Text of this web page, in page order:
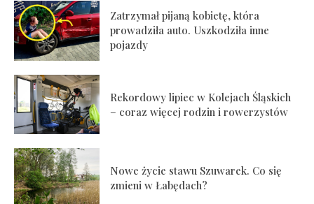
Zatrzymał pijaną kobietę, która
prowadziła auto. Uszkodziła inne
pojazdy
Rekordowy lipiec w Kolejach Śląskich
– coraz więcej rodzin i rowerzystów
Nowe życie stawu Szuwarek. Co się
zmieni w Łabędach?